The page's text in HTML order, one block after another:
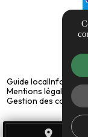
place
Guide local
Mentions légales
Gestion des cookies